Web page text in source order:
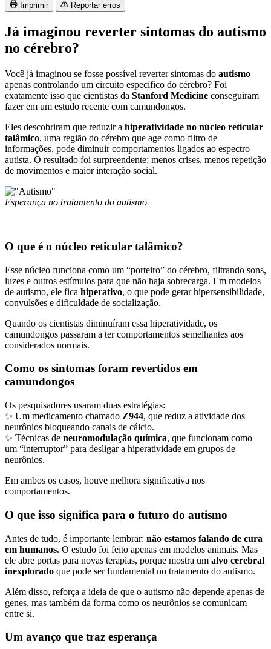
Imprimir Reportar erros
Já imaginou reverter sintomas do autismo
no cérebro?
Você já imaginou se fosse possível reverter sintomas do autismo
apenas controlando um circuito específico do cérebro? Foi
exatamente isso que cientistas da Stanford Medicine conseguiram
fazer em um estudo recente com camundongos.
Eles descobriram que reduzir a hiperatividade no núcleo reticular
talâmico, uma região do cérebro que age como filtro de
informações, pode diminuir comportamentos ligados ao espectro
autista. O resultado foi surpreendente: menos crises, menos repetição
de movimentos e maior interação social.
Esperança no tratamento do autismo
O que é o núcleo reticular talâmico?
Esse núcleo funciona como um “porteiro” do cérebro, filtrando sons,
luzes e outros estímulos para que não haja sobrecarga. Em modelos
de autismo, ele fica hiperativo, o que pode gerar hipersensibilidade,
convulsões e dificuldade de socialização.
Quando os cientistas diminuíram essa hiperatividade, os
camundongos passaram a ter comportamentos semelhantes aos
considerados normais.
Como os sintomas foram revertidos em
camundongos
Os pesquisadores usaram duas estratégias:
✨ Um medicamento chamado Z944, que reduz a atividade dos
neurônios bloqueando canais de cálcio.
✨ Técnicas de neuromodulação química, que funcionam como
um “interruptor” para desligar a hiperatividade em grupos de
neurônios.
Em ambos os casos, houve melhora significativa nos
comportamentos.
O que isso significa para o futuro do autismo
Antes de tudo, é importante lembrar: não estamos falando de cura
em humanos. O estudo foi feito apenas em modelos animais. Mas
ele abre portas para novas terapias, porque mostra um alvo cerebral
inexplorado que pode ser fundamental no tratamento do autismo.
Além disso, reforça a ideia de que o autismo não depende apenas de
genes, mas também da forma como os neurônios se comunicam
entre si.
Um avanço que traz esperança